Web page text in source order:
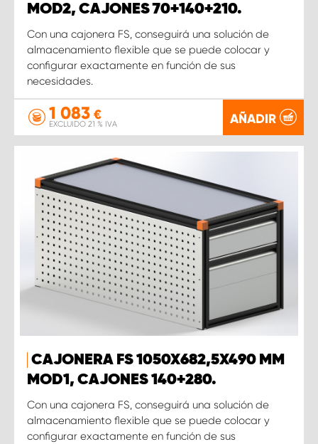
MOD2, CAJONES 70+140+210.
Con una cajonera FS, conseguirá una solución de
almacenamiento flexible que se puede colocar y
configurar exactamente en función de sus
necesidades.
1 083 €
EXCLUIDO 21 % IVA AÑADIR
CAJONERA FS 1050X682,5X490 MM
MOD1, CAJONES 140+280.
Con una cajonera FS, conseguirá una solución de
almacenamiento flexible que se puede colocar y
configurar exactamente en función de sus